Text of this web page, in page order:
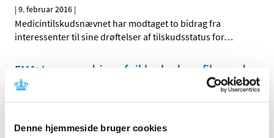
Denne hjemmeside bruger cookies
|9. februar 2016 |
Medicintilskudsnævnet har modtaget to bidrag fra
interessenter til sine drøftelser af tilskudsstatus for…
EMA: Ingen ændring af sikkerhedsprofilen ved
Gardasil
|8. februar 2016|
afsluttet den årlige rutinemæssige…